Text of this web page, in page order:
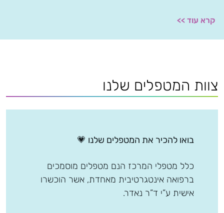
קרא עוד >>
צוות המטפלים שלנו
בואו להכיר את המטפלים שלנו 💗
כלל מטפלי המרכז הנם מטפלים מוסמכים
ברפואה אינטגרטיבית מאחדת, אשר הוכשרו
אישית ע”י ד”ר נאדר.